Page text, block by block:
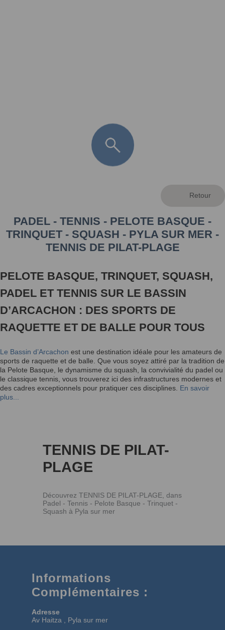
PADEL - TENNIS - PELOTE BASQUE -
TRINQUET - SQUASH - PYLA SUR MER -
TENNIS DE PILAT-PLAGE
PELOTE BASQUE, TRINQUET, SQUASH,
PADEL ET TENNIS SUR LE BASSIN
D’ARCACHON : DES SPORTS DE
RAQUETTE ET DE BALLE POUR TOUS
Le Bassin d’Arcachon est une destination idéale pour les amateurs de
sports de raquette et de balle. Que vous soyez attiré par la tradition de
la Pelote Basque, le dynamisme du squash, la convivialité du padel ou
le classique tennis, vous trouverez ici des infrastructures modernes et
des cadres exceptionnels pour pratiquer ces disciplines. En savoir
plus...
TENNIS DE PILAT-
PLAGE
Découvrez TENNIS DE PILAT-PLAGE, dans
Padel - Tennis - Pelote Basque - Trinquet -
Squash à Pyla sur mer
Informations
Complémentaires :
Adresse
Av Haitza , Pyla sur mer